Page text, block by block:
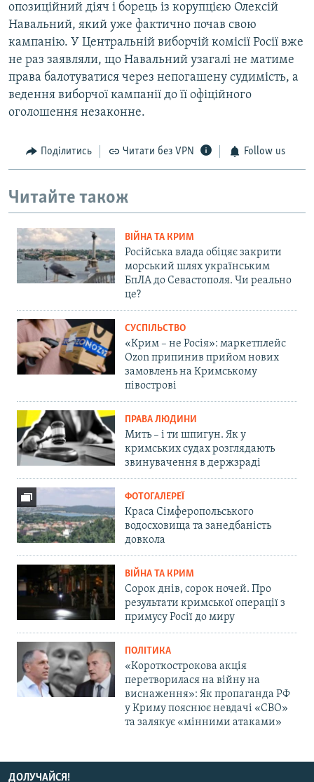
опозиційний діяч і борець із корупцією Олексій
Навальний, який уже фактично почав свою
кампанію. У Центральній виборчій комісії Росії вже
не раз заявляли, що Навальний узагалі не матиме
права балотуватися через непогашену судимість, а
ведення виборчої кампанії до її офіційного
оголошення незаконне.
Поділитись Читати без VPN Follow us
Читайте також
ВІЙНА ТА КРИМ
Російська влада обіцяє закрити
морський шлях українським
БпЛА до Севастополя. Чи реально
це?
СУСПІЛЬСТВО
«Крим – не Росія»: маркетплейс
Ozon припинив прийом нових
замовлень на Кримському
півострові
ПРАВА ЛЮДИНИ
Мить – і ти шпигун. Як у
кримських судах розглядають
звинувачення в держзраді
ФОТОГАЛЕРЕЇ
Краса Сімферопольського
водосховища та занедбаність
довкола
ВІЙНА ТА КРИМ
Сорок днів, сорок ночей. Про
результати кримської операції з
примусу Росії до миру
ПОЛІТИКА
«Короткострокова акція
перетворилася на війну на
виснаження»: Як пропаганда РФ
у Криму пояснює невдачі «СВО»
та залякує «мінними атаками»
ДОЛУЧАЙСЯ!